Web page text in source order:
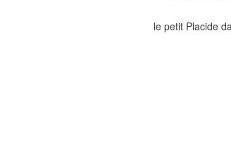
le petit Placide